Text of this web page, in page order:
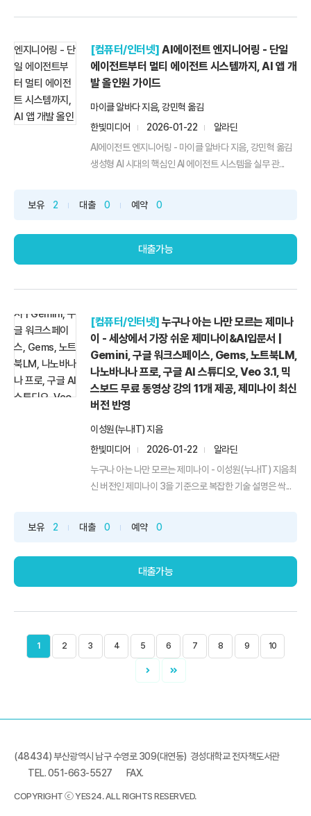
[컴퓨터/인터넷] AI에이전트 엔지니어링 - 단일
에이전트부터 멀티 에이전트 시스템까지, AI 앱 개
발 올인원 가이드
마이클 알바다 지음, 강민혁 옮김
한빛미디어
2026-01-22
알라딘
AI에이전트 엔지니어링 - 마이클 알바다 지음, 강민혁 옮김
생성형 AI 시대의 핵심인 AI 에이전트 시스템을 실무 관...
보유 2 대출 0 예약 0
대출가능
[컴퓨터/인터넷] 누구나 아는 나만 모르는 제미나
이 - 세상에서 가장 쉬운 제미나이&AI입문서 |
Gemini, 구글 워크스페이스, Gems, 노트북LM,
나노바나나 프로, 구글 AI 스튜디오, Veo 3.1, 믹
스보드 무료 동영상 강의 11개 제공, 제미나이 최신
버전 반영
이성원(누나IT) 지음
한빛미디어
2026-01-22
알라딘
누구나 아는 나만 모르는 제미나이 - 이성원(누나IT) 지음최
신 버전인 제미나이 3을 기준으로 복잡한 기술 설명은 싹...
보유 2 대출 0 예약 0
대출가능
1 2 3 4 5 6 7 8 9 10
(48434) 부산광역시 남구 수영로 309(대연동) 경성대학교 전자책도서관
TEL. 051-663-5527
FAX.
COPYRIGHT ⓒ YES24. ALL RIGHTS RESERVED.